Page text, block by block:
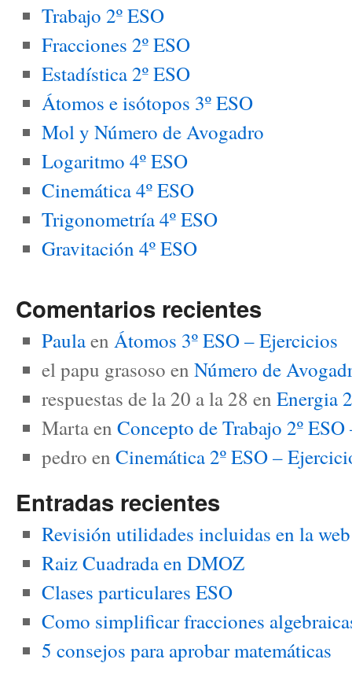
Trabajo 2º ESO
Fracciones 2º ESO
Estadística 2º ESO
Átomos e isótopos 3º ESO
Mol y Número de Avogadro
Logaritmo 4º ESO
Cinemática 4º ESO
Trigonometría 4º ESO
Gravitación 4º ESO
Comentarios recientes
Paulaen Átomos 3º ESO – Ejercicios
el papu grasoso en Número de
respuestas de la 20 a la 28 en Energia
Martaen Concepto de Trabajo 2º
pedro en Cinemática 2º ESO –
Entradas recientes
Revisión utilidades incluidas en la
Raiz Cuadrada en DMOZ
Clases particulares ESO
Como simplificar fracciones
5 consejos para aprobar matemáticas